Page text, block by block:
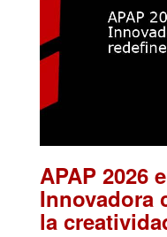
APAP 2026
Innovadora
la